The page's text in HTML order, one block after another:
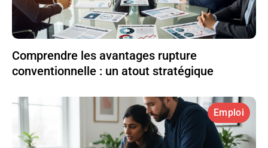
Comprendre les avantages rupture
conventionnelle : un atout stratégique
Emploi